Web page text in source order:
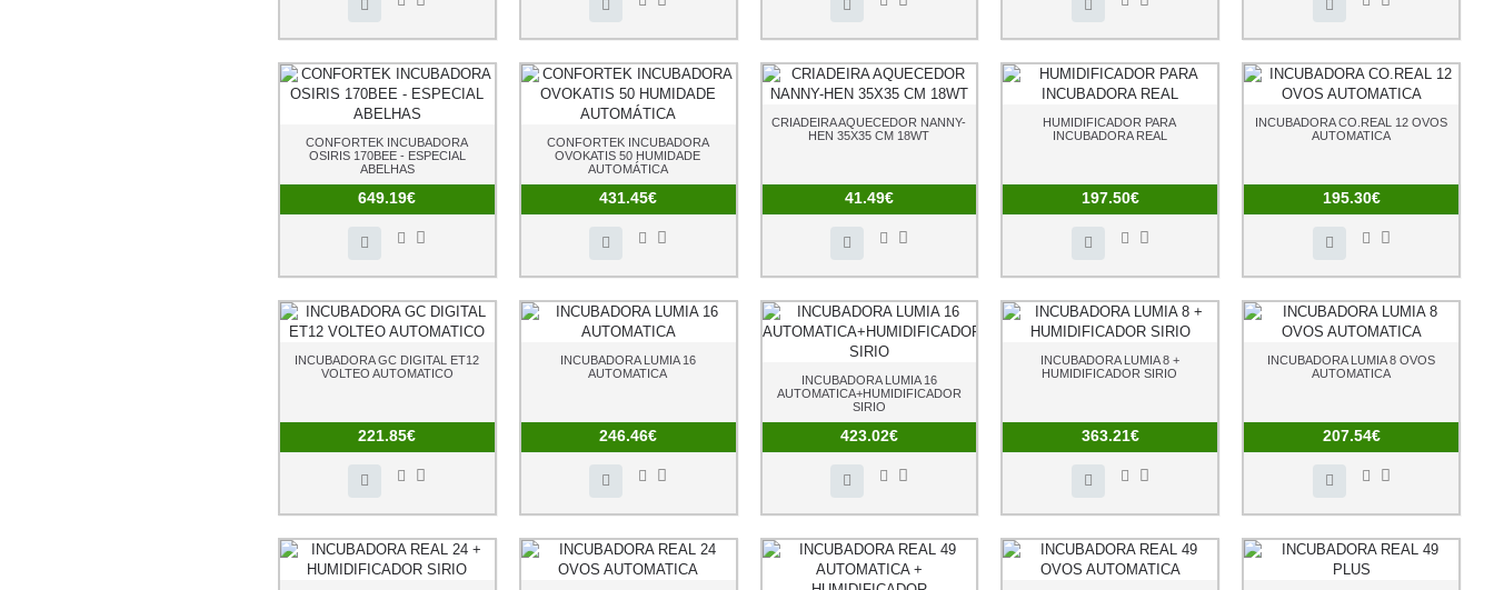
CONFORTEK INCUBADORA
OSIRIS 170BEE - ESPECIAL
ABELHAS
649.19€
CONFORTEK INCUBADORA
OVOKATIS 50 HUMIDADE
AUTOMÁTICA
431.45€
CRIADEIRA AQUECEDOR NANNY-
HEN 35X35 CM 18WT
41.49€
HUMIDIFICADOR PARA
INCUBADORA REAL
197.50€
INCUBADORA CO.REAL 12 OVOS
AUTOMATICA
195.30€
INCUBADORA GC DIGITAL ET12
VOLTEO AUTOMATICO
221.85€
INCUBADORA LUMIA 16
AUTOMATICA
246.46€
INCUBADORA LUMIA 16
AUTOMATICA+HUMIDIFICADOR
SIRIO
423.02€
INCUBADORA LUMIA 8 +
HUMIDIFICADOR SIRIO
363.21€
INCUBADORA LUMIA 8 OVOS
AUTOMATICA
207.54€